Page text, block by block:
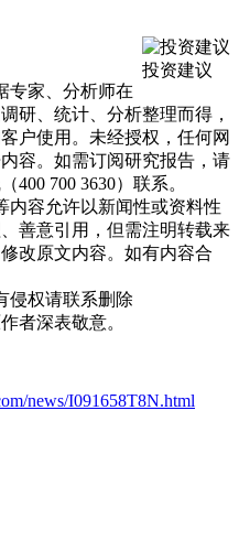
投资建议
专家、分析师在
研、统计、分析整理而得，
户使用。未经授权，任何网
容。如需订阅研究报告，请
700 3630）联系。
内容允许以新闻性或资料性
善意引用，但需注明转载来
改原文内容。如有内容合
侵权请联系删除
者深表敬意。
news/I091658T8N.html